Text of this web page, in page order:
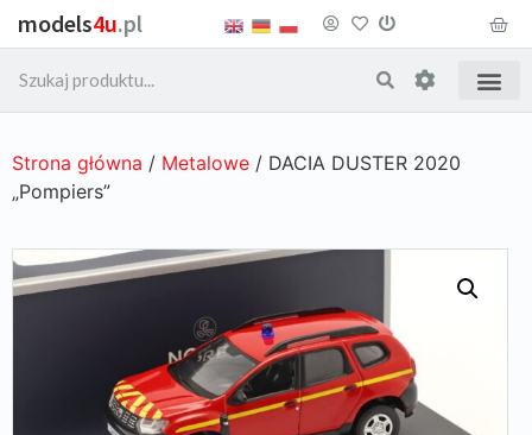
models4u.pl
Strona główna / Metalowe / DACIA DUSTER 2020
„Pompiers”